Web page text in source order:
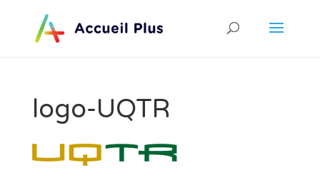
logo-UQTR